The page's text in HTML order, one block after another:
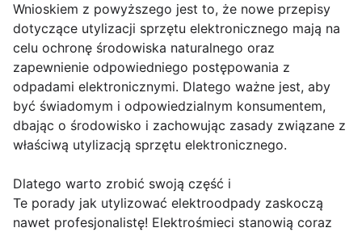
Wnioskiem z powyższego jest to, że nowe przepisy
dotyczące utylizacji sprzętu elektronicznego mają na
celu ochronę środowiska naturalnego oraz
zapewnienie odpowiedniego postępowania z
odpadami elektronicznymi. Dlatego ważne jest, aby
być świadomym i odpowiedzialnym konsumentem,
dbając o środowisko i zachowując zasady związane z
właściwą utylizacją sprzętu elektronicznego.
Dlatego warto zrobić swoją część i
Te porady jak utylizować elektroodpady zaskoczą
nawet profesjonalistę! Elektrośmieci stanowią coraz